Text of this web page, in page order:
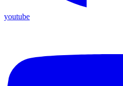
youtube